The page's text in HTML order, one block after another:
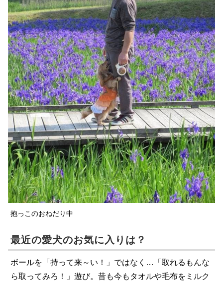
抱っこのおねだり中
最近の愛犬のお気に入りは？
ボールを「持って来～い！」ではなく…「取れるもんな
ら取ってみろ！」遊び。昔も今もタオルや毛布をミルク